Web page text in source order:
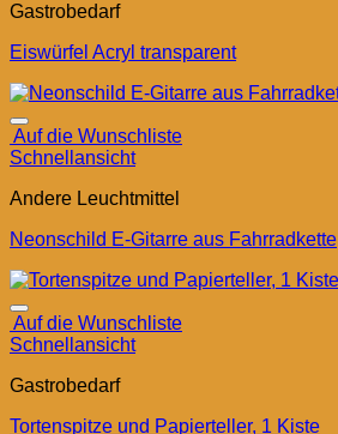
Gastrobedarf
Eiswürfel Acryl transparent
Auf die Wunschliste
Schnellansicht
Andere Leuchtmittel
Neonschild E-Gitarre aus Fahrradkette
Auf die Wunschliste
Schnellansicht
Gastrobedarf
Tortenspitze und Papierteller, 1 Kiste